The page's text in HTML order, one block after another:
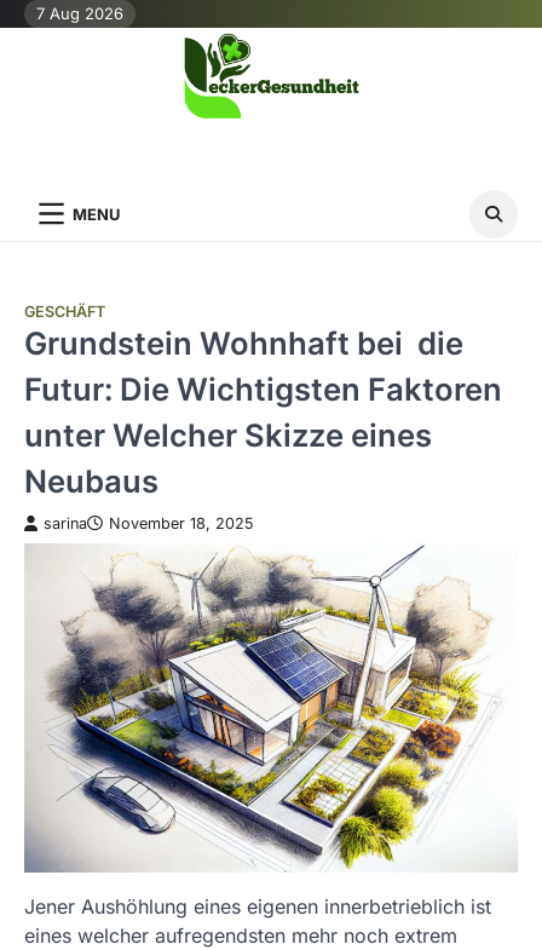
Skip7 Aug 2026
MENU
GESCHÄFT
Grundstein Wohnhaft bei die
Futur: Die Wichtigsten Faktoren
unter Welcher Skizze eines
Neubaus
sarina November 18, 2025
Jener Aushöhlung eines eigenen innerbetrieblich ist
eines welcher aufregendsten mehr noch extrem